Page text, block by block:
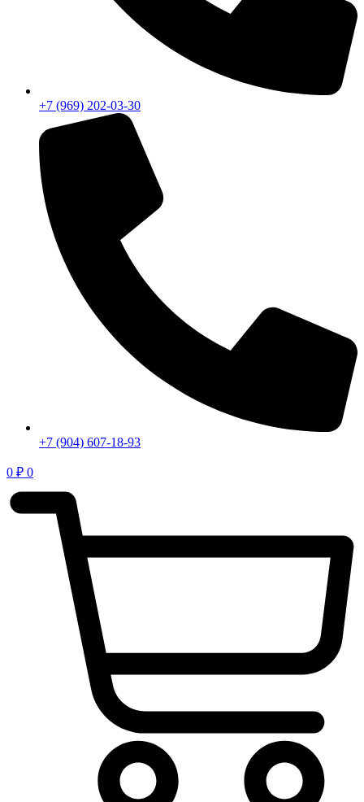
+7 (969) 202-03-30
+7 (904) 607-18-93
0 ₽ 0